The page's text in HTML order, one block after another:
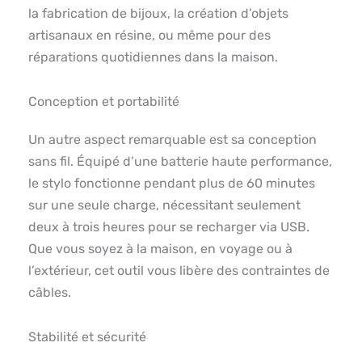
la fabrication de bijoux, la création d’objets
artisanaux en résine, ou même pour des
réparations quotidiennes dans la maison.
Conception et portabilité
Un autre aspect remarquable est sa conception
sans fil. Équipé d’une batterie haute performance,
le stylo fonctionne pendant plus de 60 minutes
sur une seule charge, nécessitant seulement
deux à trois heures pour se recharger via USB.
Que vous soyez à la maison, en voyage ou à
l’extérieur, cet outil vous libère des contraintes de
câbles.
Stabilité et sécurité